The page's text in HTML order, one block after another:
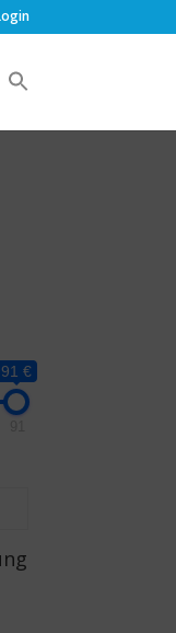
91 €